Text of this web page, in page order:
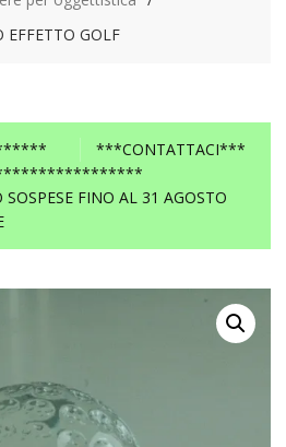
GOLF
***CONTATTACI***
FINO AL 31 AGOSTO